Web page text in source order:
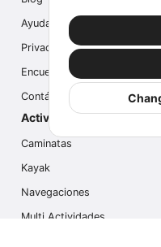
Ayuda
Privacidad
Encuesta
Contáctanos
Actividades populares
Caminatas
Kayak
Navegaciones
Multi Actividades